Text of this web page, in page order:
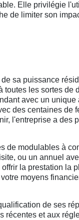
Elle privilégie
de limiter son
sa puissance
toutes les sortes de
avec un unique
des centaines de
l'entreprise a des
de modulables à
ou un annuel
la prestation la
moyens
de ses
récentes et aux